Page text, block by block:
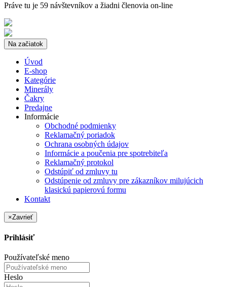
Práve tu je 59 návštevníkov a žiadni členovia on-line
Na začiatok
Úvod
E-shop
Kategórie
Minerály
Čakry
Predajne
Informácie
Obchodné podmienky
Reklamačný poriadok
Ochrana osobných údajov
Informácie a poučenia pre spotrebiteľa
Reklamačný protokol
Odstúpiť od zmluvy tu
Odstúpenie od zmluvy pre zákazníkov milujúcich
klasickú papierovú formu
Kontakt
×Zavrieť
Prihlásiť
Používateľské meno
Heslo